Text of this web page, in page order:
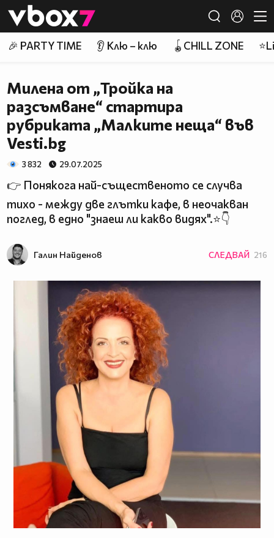
👾
🎉 PARTY TIME 👂 Клю – клю 🪀CHILL ZONE
Милена от „Тройка на
разсъмване“ стартира
рубриката „Малките неща“ във
Vesti.bg
3 832 29.07.2025
👉 Понякога най-същественото се случва
тихо - между две глътки кафе, в неочакван
поглед, в едно "знаеш ли какво видях".⭐👇
Галин Найденов СЛЕДВАЙ 216